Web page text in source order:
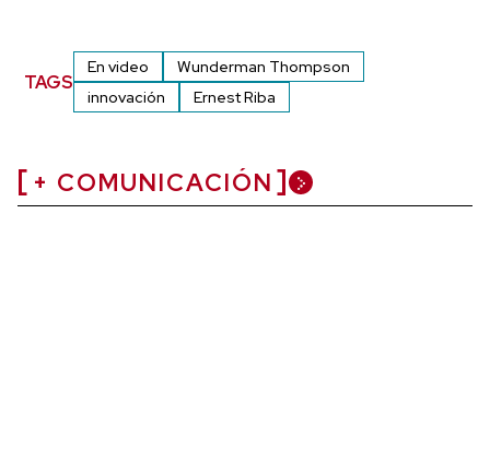
TAGS
En video
Wunderman Thompson
innovación
Ernest Riba
+ COMUNICACIÓN